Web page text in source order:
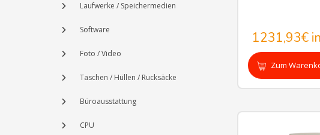
Laufwerke / Speichermedien
Software
Foto / Video
Taschen / Hüllen / Rucksäcke
Büroausstattung
CPU
1231,93€
Zum